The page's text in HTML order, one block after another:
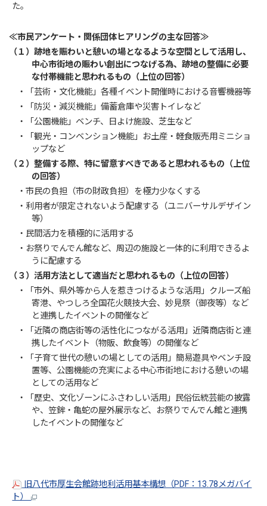
た。
≪市民アンケート・関係団体ヒアリングの主な回答≫
（１）跡地を賑わいと憩いの場となるような空間として活用し、
中心市街地の賑わい創出につなげる為、跡地の整備に必要
な付帯機能と思われるもの（上位の回答）
・「芸術・文化機能」各種イベント開催時における音響機器等
・「防災・減災機能」備蓄倉庫や災害トイレなど
・「公園機能」ベンチ、日よけ施設、芝生など
・「観光・コンベンション機能」お土産・軽食販売用ミニショ
ップなど
（２）整備する際、特に留意すべきであると思われるもの（上位
の回答）
・市民の負担（市の財政負担）を極力少なくする
・利用者が限定されないよう配慮する（ユニバーサルデザイン
等）
・民間活力を積極的に活用する
・お祭りでんでん館など、周辺の施設と一体的に利用できるよ
うに配慮する
（３）活用方法として適当だと思われるもの（上位の回答）
・「市外、県外等から人を惹きつけるような活用」クルーズ船
寄港、やつしろ全国花火競技大会、妙見祭（御夜等）など
と連携したイベントの開催など
・「近隣の商店街等の活性化につながる活用」近隣商店街と連
携したイベント（物販、飲食等）の開催など
・「子育て世代の憩いの場としての活用」簡易遊具やベンチ設
置等、公園機能の充実による中心市街地における憩いの場
としての活用など
・「歴史、文化ゾーンにふさわしい活用」民俗伝統芸能の披露
や、笠鉾・亀蛇の屋外展示など、お祭りでんでん館と連携
したイベントの開催など
旧八代市厚生会館跡地利活用基本構想（PDF：13.78メガバイ
ト）